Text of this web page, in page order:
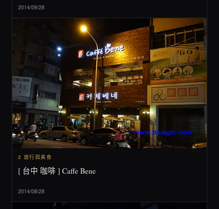
2014/09/28
2 旅行與美食
[ 台中 咖啡 ] Caffe Bene
2014/08/28